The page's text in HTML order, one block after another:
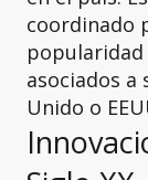
coordinado
asociados a
Unido o